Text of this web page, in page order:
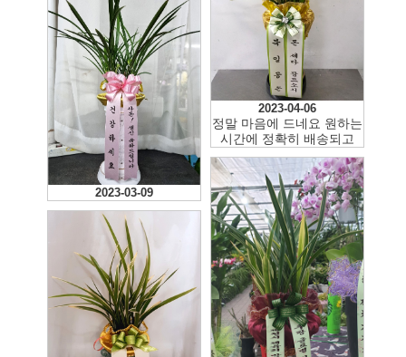
2023-04-06
정말 마음에 드네요 원하는
시간에 정확히 배송되고
2023-03-09